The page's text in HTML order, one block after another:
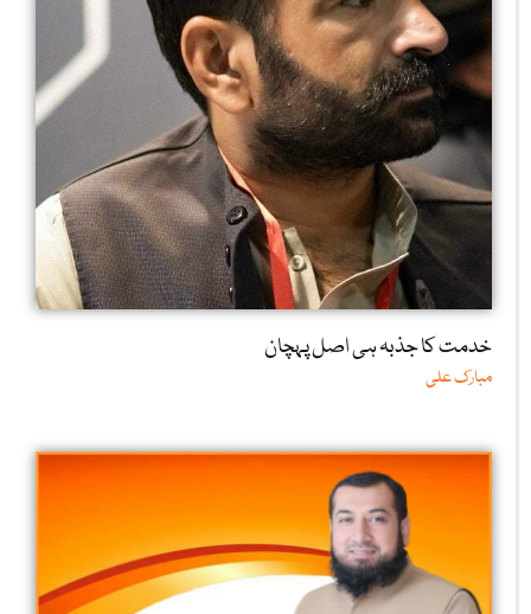
خدمت کا جذبہ ہی اصل پہچان
مبارک علی